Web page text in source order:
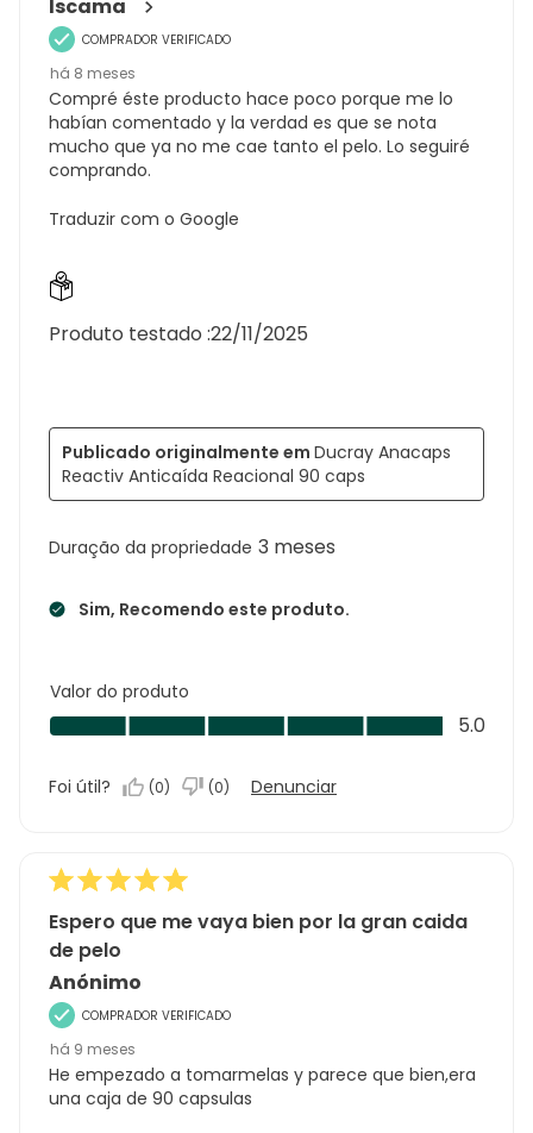
Iscama
COMPRADOR VERIFICADO
há 8 meses
Compré éste producto hace poco porque me lo
habían comentado y la verdad es que se nota
mucho que ya no me cae tanto el pelo. Lo seguiré
comprando.
Traduzir com o Google
Duração da propriedade 3 meses
Sim, Recomendo este produto.
Produto testado :22/11/2025
Publicado originalmente em Ducray Anacaps
Reactiv Anticaída Reacional 90 caps
Valor do produto
Valor
do
5.0
5.0
Foi útil? (0) (0) Denunciar
Espero que me vaya bien por la gran caida
de pelo
Anónimo
COMPRADOR VERIFICADO
há 9 meses
He empezado a tomarmelas y parece que bien,era
una caja de 90 capsulas